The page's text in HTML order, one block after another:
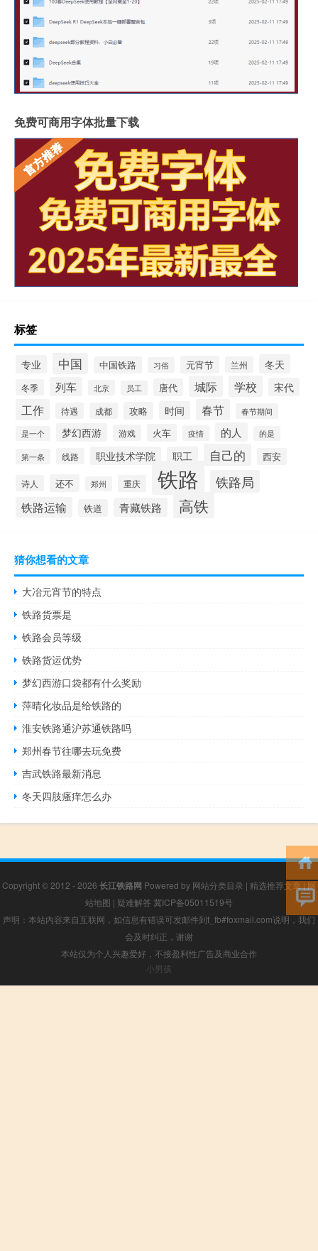
免费可商用字体批量下载
标签
专业 中国 中国铁路 习俗 元宵节 兰州 冬天
冬季 列车 北京 员工 唐代 城际 学校 宋代
工作 待遇 成都 攻略 时间 春节 春节期间
是一个 梦幻西游 游戏 火车 疫情 的人 的是
第一条 线路 职业技术学院 职工 自己的 西安
诗人 还不 郑州 重庆 铁路 铁路局
铁路运输 铁道 青藏铁路 高铁
猜你想看的文章
大冶元宵节的特点
铁路货票是
铁路会员等级
铁路货运优势
梦幻西游口袋都有什么奖励
萍晴化妆品是给铁路的
淮安铁路通沪苏通铁路吗
郑州春节往哪去玩免费
吉武铁路最新消息
冬天四肢瘙痒怎么办
Copyright © 2012 - 2026 长江铁路网 Powered by 网站分类目录 | 精选推荐文章|网
站地图 | 疑难解答 冀ICP备05011519号
声明：本站内容来自互联网，如信息有错误可发邮件到f_fb#foxmail.com说明，我们
会及时纠正，谢谢
本站仅为个人兴趣爱好，不接盈利性广告及商业合作
小男孩